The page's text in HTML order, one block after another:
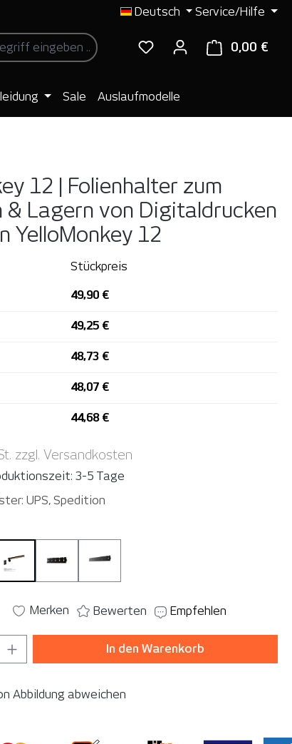
Deutsch Service/Hilfe
0,00 €
Sale Auslaufmodelle
12 | Folienhalter zum
& Lagern von Digitaldrucken
YelloMonkey 12
Stückpreis
49,90 €
49,25 €
48,73 €
48,07 €
44,68 €
zzgl. Versandkosten
3-5 Tage
UPS, Spedition
L 6
YelloMonkey 12
Merken Bewerten Empfehlen
Gib den gewünschten Wert
In den Warenkorb
Abbildung abweichen